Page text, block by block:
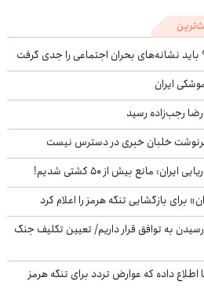
ایران
رجب‌زاده رسید
سرنوشت خلبان خبری در دسترس نیست
مانع بیش از ۵۰ کشتی شدیم!
بازگشایی تنگه هرمز را اعلام کرد
به توافق قرار داریم/ تعیین تکلیف جنگ
داده که عوارض تردد برای تنگه هرمز